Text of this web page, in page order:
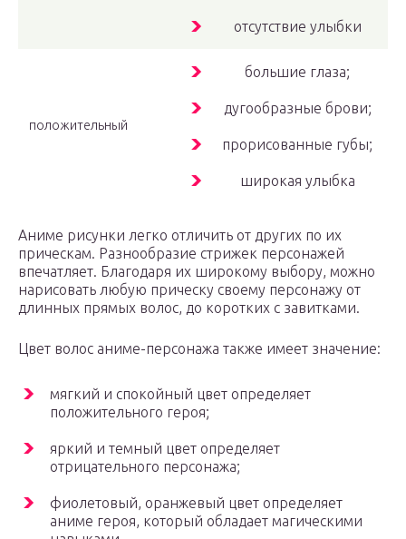
отсутствие улыбки
положительный
большие глаза;
дугообразные брови;
прорисованные губы;
широкая улыбка
Аниме рисунки легко отличить от других по их
прическам. Разнообразие стрижек персонажей
впечатляет. Благодаря их широкому выбору, можно
нарисовать любую прическу своему персонажу от
длинных прямых волос, до коротких с завитками.
Цвет волос аниме-персонажа также имеет значение:
мягкий и спокойный цвет определяет
положительного героя;
яркий и темный цвет определяет
отрицательного персонажа;
фиолетовый, оранжевый цвет определяет
аниме героя, который обладает магическими